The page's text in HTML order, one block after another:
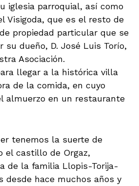
iglesia parroquial, así como
Visigoda, que es el resto de
propiedad particular que se
su dueño, D. José Luis Torío,
Asociación.
llegar a la histórica villa
de la comida, en cuyo
almuerzo en un restaurante
tenemos la suerte de
el castillo de Orgaz,
de la familia Llopis-Torija-
desde hace muchos años y